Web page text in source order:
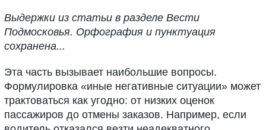
Выдержки из статьи в разделе Вести
Подмосковья. Орфография и пунктуация
сохранена...
Эта часть вызывает наибольшие вопросы.
Формулировка «иные негативные ситуации» может
трактоваться как угодно: от низких оценок
пассажиров до отмены заказов. Например, если